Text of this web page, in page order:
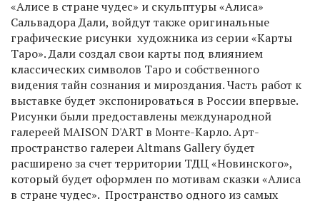
«Алисе в стране чудес» и скульптуры «Алиса»
Сальвадора Дали, войдут также оригинальные
графические рисунки художника из серии «Карты
Таро». Дали создал свои карты под влиянием
классических символов Таро и собственного
видения тайн сознания и мироздания. Часть работ к
выставке будет экспонироваться в России впервые.
Рисунки были предоставлены международной
галереей MAISON D'ART в Монте-Карло. Арт-
пространство галереи Altmans Gallery будет
расширено за счет территории ТДЦ «Новинского»,
который будет оформлен по мотивам сказки «Алиса
в стране чудес». Пространство одного из самых